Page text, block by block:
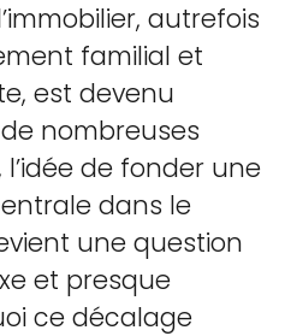
autrefois
familial et
est devenu
nombreuses
de fonder une
dans le
une question
et presque
ce décalage